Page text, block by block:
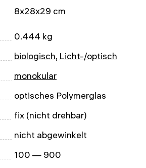
8x28x29 cm
0.444 kg
biologisch, Licht-/optisch
monokular
optisches Polymerglas
fix (nicht drehbar)
nicht abgewinkelt
100 — 900